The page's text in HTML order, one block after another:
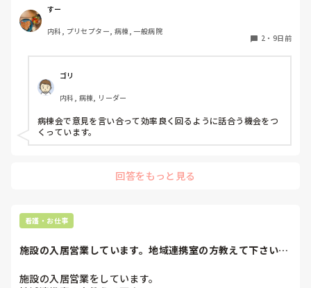
り切りました。
いずれにしましても、「あれもできない」「これも中途半端」
などマイナスに捉える必要はないです。「いくつもの役割をよ
くやってるよ」とご自分を褒めちぎってくださいね。
掃除なんて週1だったり、お惣菜購入で料理をしなかったり…
手を抜きまくりました😆
それでも精一杯頑張ったので、全く後悔していません。
折り合いをつけようとしているAさんは、素敵な働くママさん
皆さんの職場で実際に導入されて良かった業務改善や、効率
化の工夫があれば教えていただきたいです。
すー
内科, プリセプター, 病棟, 一般病院
2 ・ 9日前
ゴリ
内科, 病棟, リーダー
病棟会で意見を言い合って効率良く回るように話合う機会をつ
くっています。
回答をもっと見る
看護・お仕事
施設の入居営業しています。地域連携室の方教えて下さい
施設の入居営業をしています。